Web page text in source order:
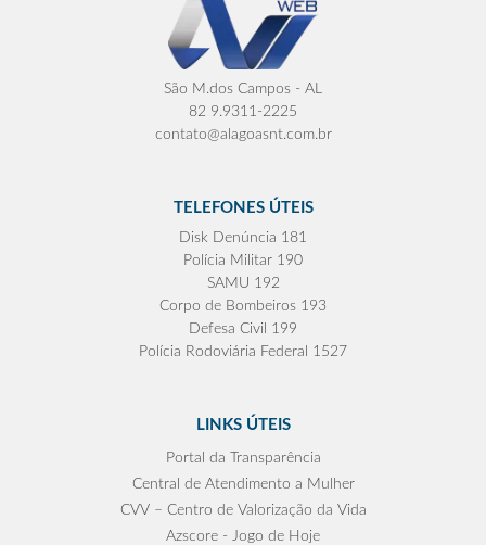
São M.dos Campos - AL
82 9.9311-2225
contato@alagoasnt.com.br
TELEFONES ÚTEIS
Disk Denúncia 181
Polícia Militar 190
SAMU 192
Corpo de Bombeiros 193
Defesa Civil 199
Polícia Rodoviária Federal 1527
LINKS ÚTEIS
Portal da Transparência
Central de Atendimento a Mulher
CVV – Centro de Valorização da Vida
Azscore - Jogo de Hoje